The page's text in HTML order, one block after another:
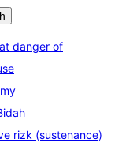
danger of
rizk (sustenance)